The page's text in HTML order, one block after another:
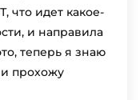
что идет какое-
и направила
теперь я знаю
прохожу